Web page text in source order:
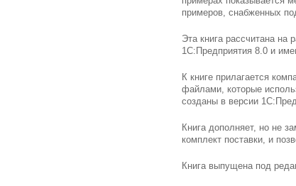
примеров, снабженных
Эта книга рассчитана на
1С:Предприятия 8.0 и
К книге прилагается
файлами, которые
созданы в версии
Книга дополняет, но не
комплект поставки, и
Книга выпущена под